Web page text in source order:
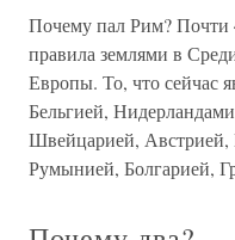
Почему пал Рим? Почти
правила землями в
Европы. То, что сейчас
Бельгией,
Швейцарией, Австрией,
Румынией, Болгарией,